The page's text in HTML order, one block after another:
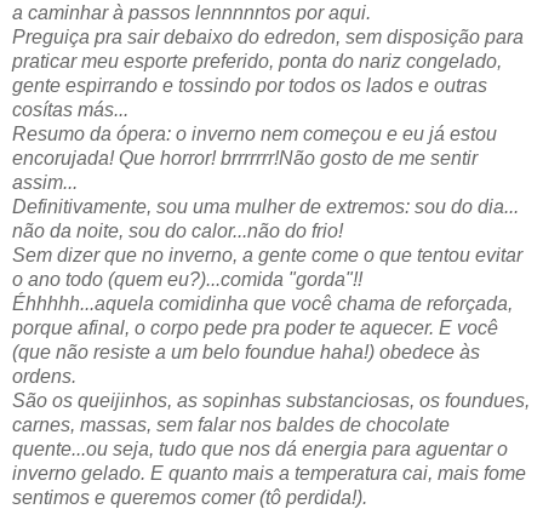
a caminhar à passos lennnnntos por aqui.
Preguiça pra sair debaixo do edredon, sem disposição para
praticar meu esporte preferido, ponta do nariz congelado,
gente espirrando e tossindo por todos os lados e outras
cosítas más...
Resumo da ópera: o inverno nem começou e eu já estou
encorujada! Que horror! brrrrrrr!Não gosto de me sentir
assim...
Definitivamente, sou uma mulher de extremos: sou do dia...
não da noite, sou do calor...não do frio!
Sem dizer que no inverno, a gente come o que tentou evitar
o ano todo (quem eu?)...comida "gorda"!!
Éhhhhh...aquela comidinha que você chama de reforçada,
porque afinal, o corpo pede pra poder te aquecer. E você
(que não resiste a um belo foundue haha!) obedece às
ordens.
São os queijinhos, as sopinhas substanciosas, os foundues,
carnes, massas, sem falar nos baldes de chocolate
quente...ou seja, tudo que nos dá energia para aguentar o
inverno gelado. E quanto mais a temperatura cai, mais fome
sentimos e queremos comer (tô perdida!).